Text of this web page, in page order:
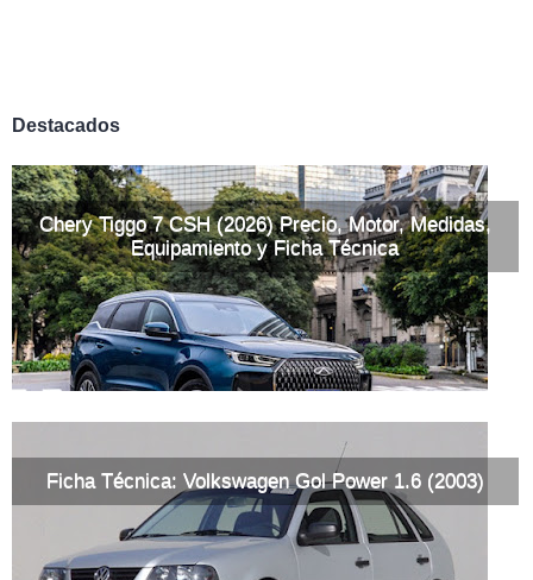
Destacados
Chery Tiggo 7 CSH (2026) Precio, Motor, Medidas,
Equipamiento y Ficha Técnica
Ficha Técnica: Volkswagen Gol Power 1.6 (2003)